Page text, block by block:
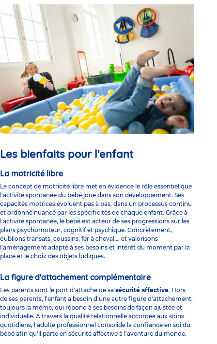
Les bienfaits pour l'enfant
La motricité libre
Le concept de motricité libre met en évidence le rôle essentiel que
l'activité spontanée du bébé joue dans son développement. Ses
capacités motrices évoluent pas à pas, dans un processus continu
et ordonné nuancé par les spécificités de chaque enfant. Grâce à
l'activité spontanée, le bébé est acteur de ses progressions sur les
plans psychomoteur, cognitif et psychique. Concrètement,
oublions transats, coussins, fer à cheval…. et valorisons
l'aménagement adapté à ses besoins et intérêt du moment par la
place et le choix des objets ludiques.
La figure d'attachement complémentaire
Les parents sont le port d'attache de sa sécurité affective. Hors
de ses parents, l'enfant a besoin d'une autre figure d'attachement,
toujours la même, qui répond à ses besoins de façon ajustée et
individuelle. A travers la qualité relationnelle accordée aux soins
quotidiens, l'adulte professionnel consolide la confiance en soi du
bébé afin qu'il parte en sécurité affective à l'aventure du monde.